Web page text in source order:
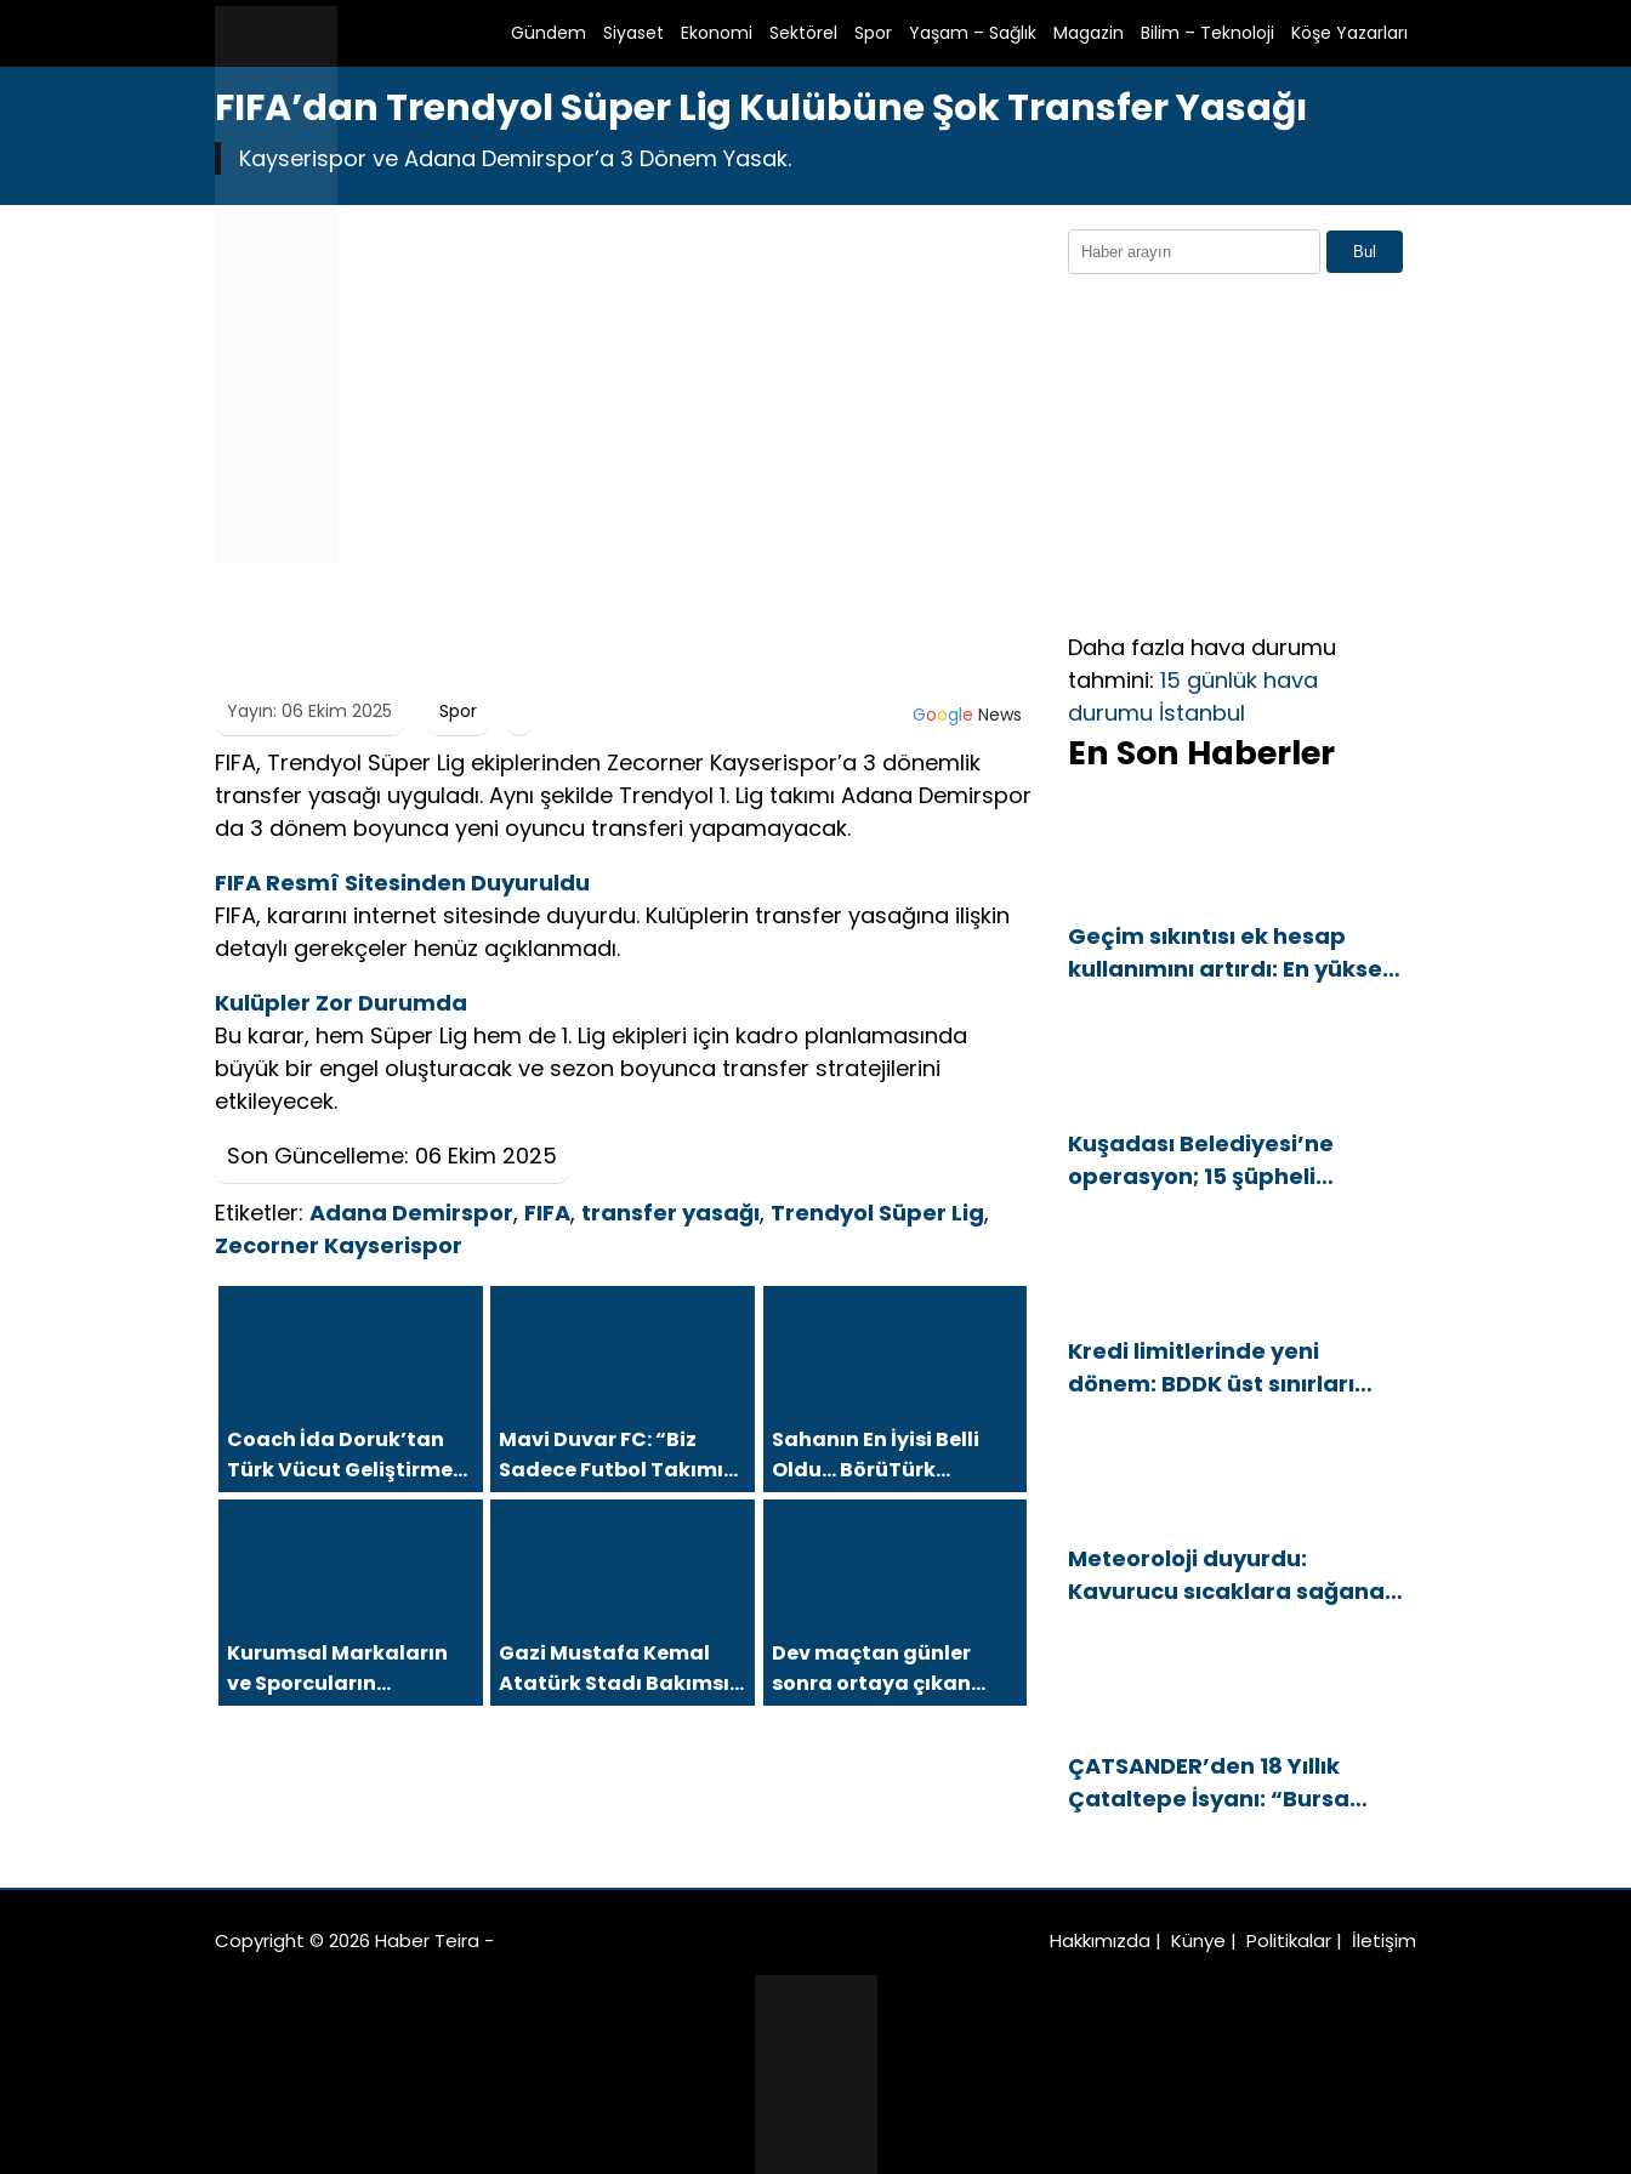
Gündem Siyaset Ekonomi Sektörel Spor Yaşam – Sağlık Magazin Bilim – Teknoloji Köşe Yazarları
FIFA’dan Trendyol Süper Lig Kulübüne Şok Transfer Yasağı
Kayserispor ve Adana Demirspor’a 3 Dönem Yasak.
Yayın: 06 Ekim 2025 Spor Google News
FIFA, Trendyol Süper Lig ekiplerinden Zecorner Kayserispor’a 3 dönemlik
transfer yasağı uyguladı. Aynı şekilde Trendyol 1. Lig takımı Adana Demirspor
da 3 dönem boyunca yeni oyuncu transferi yapamayacak.
FIFA Resmî Sitesinden Duyuruldu
FIFA, kararını internet sitesinde duyurdu. Kulüplerin transfer yasağına ilişkin
detaylı gerekçeler henüz açıklanmadı.
Kulüpler Zor Durumda
Bu karar, hem Süper Lig hem de 1. Lig ekipleri için kadro planlamasında
büyük bir engel oluşturacak ve sezon boyunca transfer stratejilerini
etkileyecek.
Son Güncelleme: 06 Ekim 2025
Etiketler: Adana Demirspor, FIFA, transfer yasağı, Trendyol Süper Lig,
Zecorner Kayserispor
Coach İda Doruk’tan
Türk Vücut Geliştirme
Tarinine Damga Vuran
Mavi Duvar FC: “Biz
Sadece Futbol Takımı
Değil, Büyük Bir Aileyiz”
Sahanın En İyisi Belli
Oldu… BörüTürk
Medya’dan Sezon
Kurumsal Markaların
ve Sporcuların
Arkasındaki Güçlü İsim:
Gazi Mustafa Kemal
Atatürk Stadı Bakımsız
mı Kaldı?
Dev maçtan günler
sonra ortaya çıkan
görüntü
Bul
Daha fazla hava durumu
tahmini: 15 günlük hava
durumu İstanbul
En Son Haberler
Geçim sıkıntısı ek hesap
kullanımını artırdı: En yüksek
Kuşadası Belediyesi’ne
operasyon; 15 şüpheli
Kredi limitlerinde yeni
dönem: BDDK üst sınırları
Meteoroloji duyurdu:
Kavurucu sıcaklara sağanak
ÇATSANDER’den 18 Yıllık
Çataltepe İsyanı: “Bursa
Copyright © 2026 Haber Teira - Hakkımızda | Künye | Politikalar | İletişim